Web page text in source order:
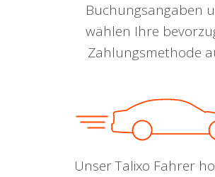
Buchungsangaben
wählen Ihre
Zahlungsmethode
Unser Talixo Fahrer